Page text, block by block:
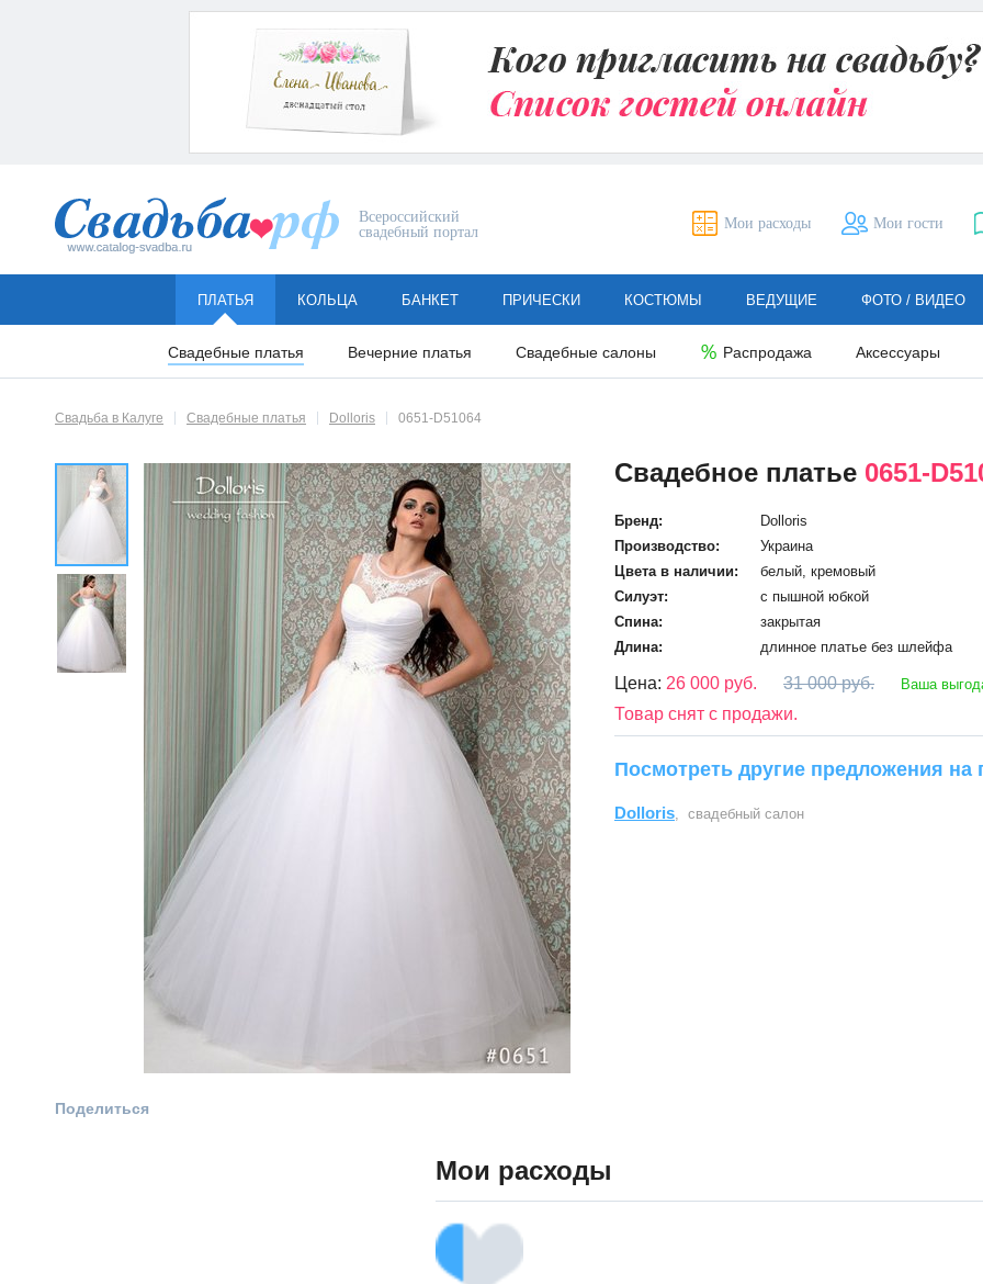
Всероссийский
свадебный портал
Мои расходы Мои гости
ПЛАТЬЯ
Свадебные платья Вечерние платья Свадебные салоны Распродажа Аксессуары
КОЛЬЦА БАНКЕТ ПРИЧЕСКИ КОСТЮМЫ ВЕДУЩИЕ ФОТО / ВИДЕО
Свадьба в Калуге Свадебные платья Dolloris 0651-D51064
Поделиться
Свадебное платье 0651-
Бренд:
Dolloris
Производство:
Украина
Цвета в наличии:
белый, кремовый
Силуэт:
с пышной юбкой
Спина:
закрытая
Длина:
длинное платье без шлейфа
Цена: 26 000 руб. 31 000 руб. Ваша
Товар снят с продажи.
Посмотреть другие предложения на
Dolloris, свадебный салон
Мои расходы